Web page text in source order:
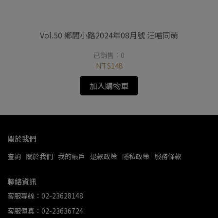
Vol.50 鄉間小路2024年08月號 汪喵同萌
已銷售：0
NT$148
加入購物車
關於我們
查詢 關於我們 我的帳戶 退款政策 隱私政策 服務條款
聯絡資訊
客服專線：02-23628148
客服傳真：02-23636724